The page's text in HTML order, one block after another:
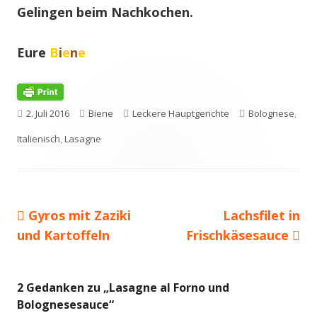
Gelingen beim Nachkochen.
Eure Biene
Veröffentlicht
am
2. Juli 2016 Autor
Biene Kategorien
Leckere Hauptgerichte Schlagwörter
Bolognese
Italienisch Lasagne
Beitragsnavigation
Vorheriger
Beitrag:
Gyros mit Zaziki
und Kartoffeln
Nächster
Beitrag
Lachsfilet in
Frischkäsesauce
2 Gedanken zu „Lasagne al Forno und
Bolognesesauce“